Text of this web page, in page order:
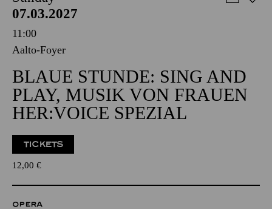
07.03.2027
11:00
Aalto-Foyer
BLAUE STUNDE: SING AND
PLAY, MUSIK VON FRAUEN
HER:VOICE SPEZIAL
TICKETS
12,00 €
OPERA